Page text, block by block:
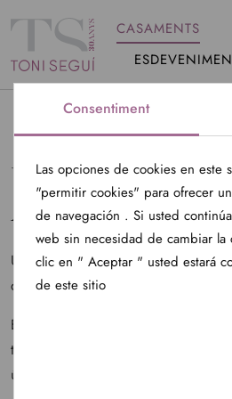
CASAMENTS
UNA
A SEVILLA
Us presentem amb entusiasme un
que va tenir lloc al bell entorn de
En aquesta ocasió ens endinsem al
transformant cada racó de la
única.
Consentiment
Las opciones de cookies en este
"permitir cookies" para ofrecer
de navegación . Si usted
web sin necesidad de cambiar la
clic en " Aceptar " usted estará
de este sitio